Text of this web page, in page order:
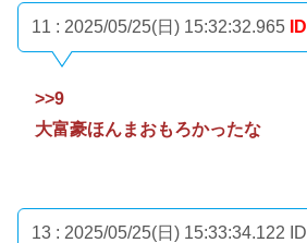
11 : 2025/05/25(日) 15:32:32.965
>>9
大富豪ほんまおもろかったな
13 : 2025/05/25(日) 15:33:34.122